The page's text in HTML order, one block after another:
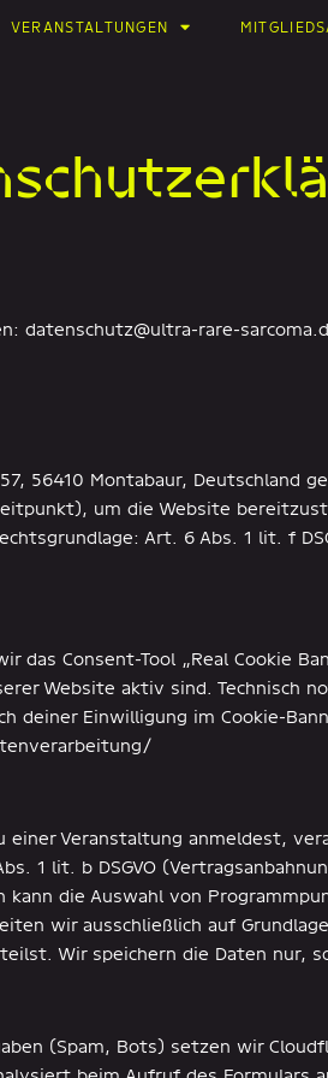
VERANSTALTUNGEN
datenschutz@ultra-rare-
56410 Montabaur, Deutschland
um die Website
Art. 6 Abs. 1 lit. f
das Consent-Tool „Real Cookie
Website aktiv sind. Technisch
deiner Einwilligung im Cookie-
Veranstaltung anmeldest,
1 lit. b DSGVO
die Auswahl von
wir ausschließlich auf
Wir speichern die Daten nur,
(Spam, Bots) setzen wir